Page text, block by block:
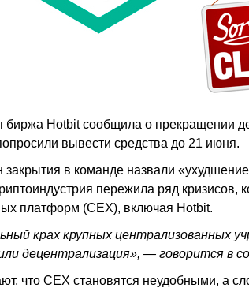
биржа Hotbit сообщила о прекращении
вывести средства до 21 июня.
закрытия в команде назвали
пережила ряд кризисов,
платформ (CEX), включая Hotbit.
крах крупных централизованных
децентрализация», — говорится в
что CEX становятся неудобными, а